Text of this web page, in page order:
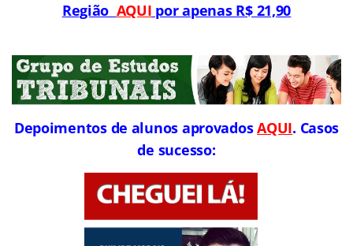
Região AQUI por apenas R$ 21,90
Depoimentos de alunos aprovadosAQUI. Casos
de sucesso: